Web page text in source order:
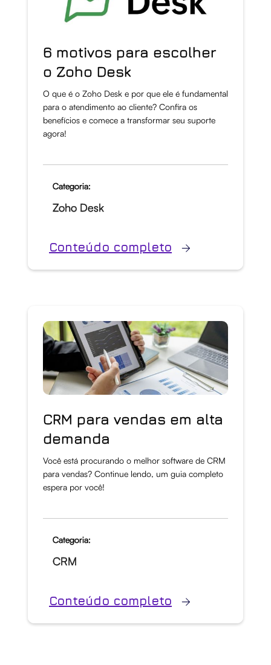
6 motivos para escolher
o Zoho Desk
O que é o Zoho Desk e por que ele é fundamental
para o atendimento ao cliente? Confira os
benefícios e comece a transformar seu suporte
agora!
Categoria:
Zoho Desk
Conteúdo completo
CRM para vendas em alta
demanda
Você está procurando o melhor software de CRM
para vendas? Continue lendo, um guia completo
espera por você!
Categoria:
CRM
Conteúdo completo